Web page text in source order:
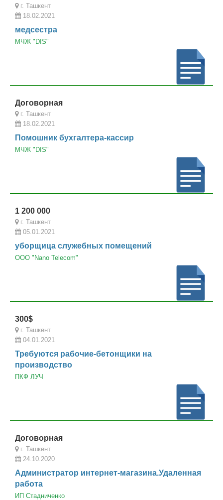
г. Ташкент
18.02.2021
медсестра
МЧЖ "DIS"
Договорная
г. Ташкент
18.02.2021
Помошник бухгалтера-кассир
МЧЖ "DIS"
1 200 000
г. Ташкент
05.01.2021
уборщица служебных помещений
ООО "Nano Telecom"
300$
г. Ташкент
04.01.2021
Требуются рабочие-бетонщики на
производство
ПКФ ЛУЧ
Договорная
г. Ташкент
24.10.2020
Администратор интернет-магазина.Удаленная
работа
ИП Стадниченко